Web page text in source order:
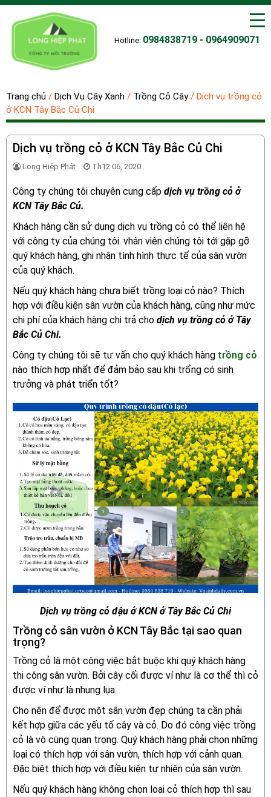
Hotline: 0984838719 - 0964909071
Trang chủ / Dịch Vụ Cây Xanh / Trồng Cỏ Cây/ Dịch vụ trồng cỏ
ở KCN Tây Bắc Củ Chi
Dịch vụ trồng cỏ ở KCN Tây Bắc Củ Chi
Long Hiệp Phát Th12 06, 2020
Công ty chúng tôi chuyên cung cấp dịch vụ trồng cỏ ở
KCN Tây Bắc Củ.
Khách hàng cần sử dụng dịch vụ trồng cỏ có thể liên hệ
với công ty của chúng tôi. vhân viên chúng tôi tới gặp gỡ
quý khách hàng, ghi nhận tình hình thực tế của sân vườn
của quý khách.
Nếu quý khách hàng chưa biết trồng loại cỏ nào? Thích
hợp với điều kiện sân vườn của khách hàng, cũng như mức
chi phí của khách hàng chi trả cho dịch vụ trồng cỏ ở Tây
Bắc Củ Chi.
Công ty chúng tôi sẽ tư vấn cho quý khách hàng trồng cỏ
nào thích hợp nhất để đảm bảo sau khi trổng có sinh
trưởng và phát triển tốt?
Dịch vụ trồng cỏ đậu ở KCN ở Tây Bắc Củ Chi
Trồng cỏ sân vườn ở KCN Tây Bắc tại sao quan
trọng?
Trồng cỏ là một công việc bắt buộc khi quý khách hàng
thi công sân vườn. Bởi cây cối được ví như là cơ thể thì cỏ
được ví như là nhung lụa.
Cho nên để được một sân vườn đẹp chúng ta cần phải
kết hợp giữa các yếu tố cây và cỏ. Do đó công việc trồng
cỏ là vô cùng quan trọng. Quý khách hàng phải chọn những
loại có thích hợp với sân vườn, thích hợp với cảnh quan.
Đặc biệt thích hợp với điều kiện tự nhiên của sân vườn.
Nếu quý khách hàng không chọn loại cỏ thích hợp thì sau